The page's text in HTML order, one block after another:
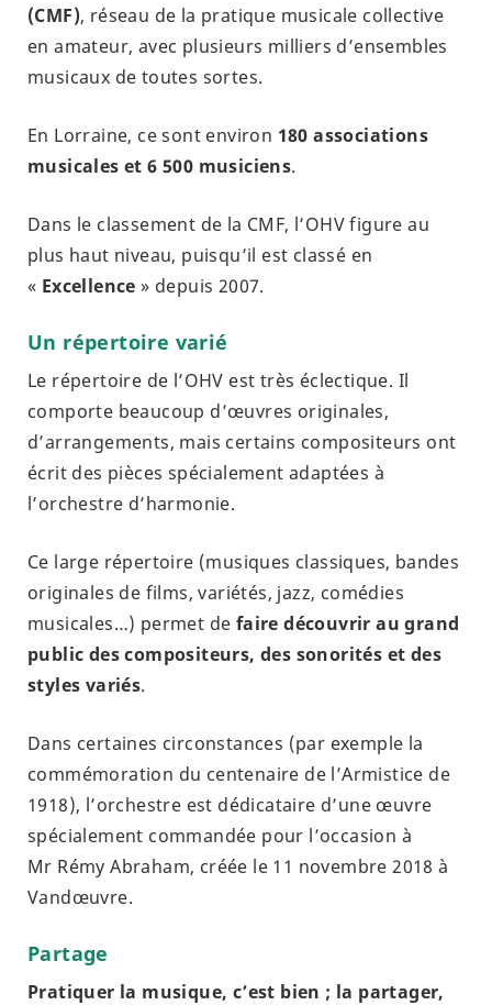
(CMF), réseau de la pratique musicale collective
en amateur, avec plusieurs milliers d’ensembles
musicaux de toutes sortes.
En Lorraine, ce sont environ 180 associations
musicales et 6 500 musiciens.
Dans le classement de la CMF, l’OHV figure au
plus haut niveau, puisqu’il est classé en
« Excellence» depuis 2007.
Un répertoire varié
Le répertoire de l’OHV est très éclectique. Il
comporte beaucoup d’œuvres originales,
d’arrangements, mais certains compositeurs ont
écrit des pièces spécialement adaptées à
l’orchestre d’harmonie.
Ce large répertoire (musiques classiques, bandes
originales de films, variétés, jazz, comédies
musicales…) permet de faire découvrir au grand
public des compositeurs, des sonorités et des
styles variés.
Dans certaines circonstances (par exemple la
commémoration du centenaire de l’Armistice de
1918), l’orchestre est dédicataire d’une œuvre
spécialement commandée pour l’occasion à
Mr Rémy Abraham, créée le 11 novembre 2018 à
Vandœuvre.
Partage
Pratiquer la musique, c’est bien ; la partager,